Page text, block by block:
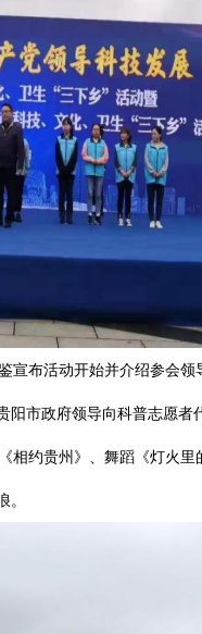
宣布活动开始并介绍参会领
阳市政府领导向科普志愿者
相约贵州》、舞蹈《灯火